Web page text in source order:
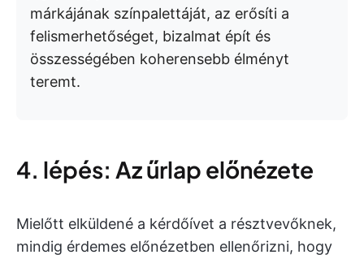
márkájának színpalettáját, az erősíti a
felismerhetőséget, bizalmat épít és
összességében koherensebb élményt
teremt.
4. lépés: Az űrlap előnézete
Mielőtt elküldené a kérdőívet a résztvevőknek,
mindig érdemes előnézetben ellenőrizni, hogy